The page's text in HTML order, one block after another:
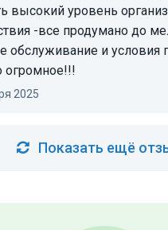
высокий уровень
-все продумано до
обслуживание и условия
огромное!!!
2025
Показать ещё